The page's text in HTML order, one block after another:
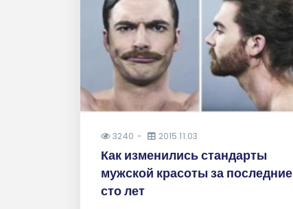
3240 2015.11.03
Как изменились стандарты
мужской красоты за последние
сто лет